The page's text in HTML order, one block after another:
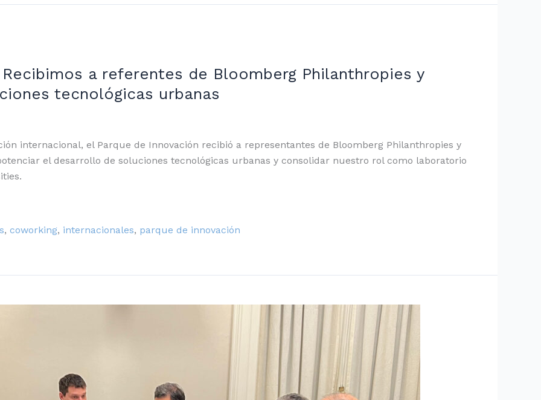
a referentes de Bloomberg Philanthropies y
tecnológicas urbanas
internacional, el Parque de Innovación recibió a representantes de Bloomberg Philanthropies y
el desarrollo de soluciones tecnológicas urbanas y consolidar nuestro rol como laboratorio
, coworking, internacionales, parque de innovación